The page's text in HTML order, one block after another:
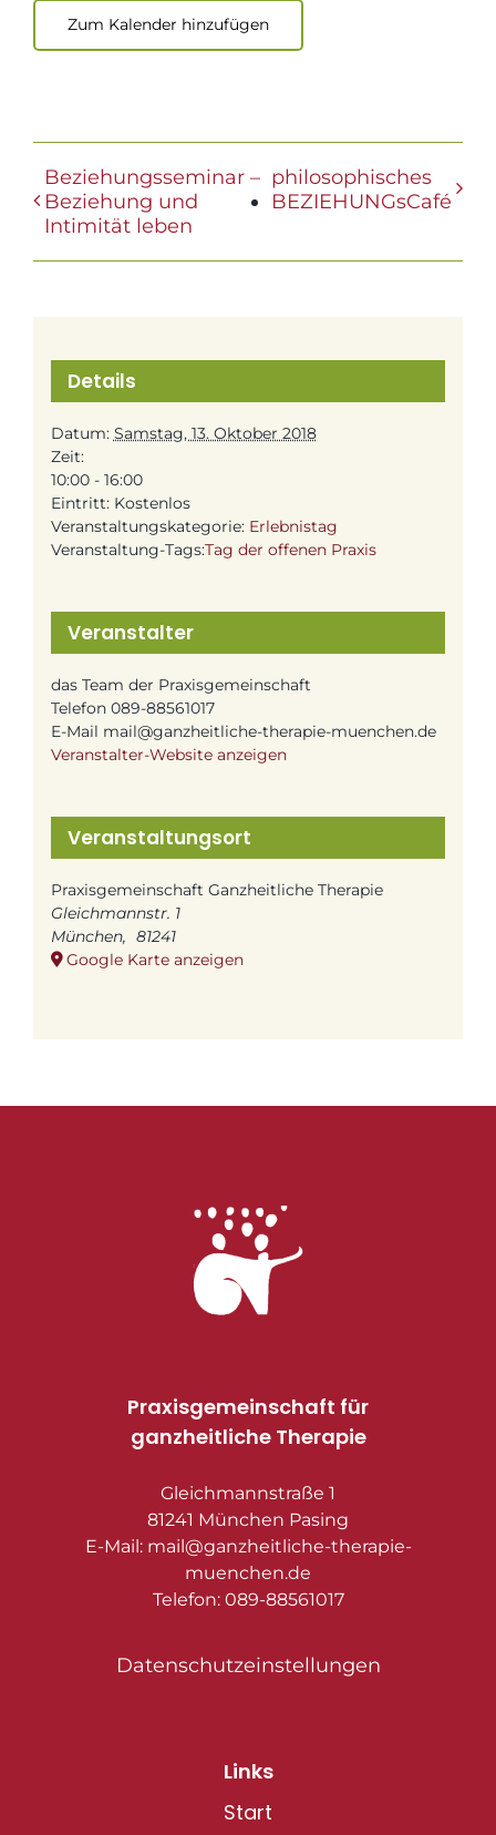
Zum Kalender hinzufügen
Beziehungsseminar –
Beziehung und
Intimität leben
philosophisches
BEZIEHUNGsCafé
Details
Datum: Samstag, 13. Oktober 2018
Zeit:
10:00 - 16:00
Eintritt: Kostenlos
Veranstaltungskategorie: Erlebnistag
Veranstaltung-Tags:Tag der offenen Praxis
Veranstaltungsort
Praxisgemeinschaft Ganzheitliche Therapie
Gleichmannstr. 1
München, 81241
Google Karte anzeigen
Veranstalter
das Team der Praxisgemeinschaft
Telefon 089-88561017
E-Mail mail@ganzheitliche-therapie-muenchen.de
Veranstalter-Website anzeigen
Praxisgemeinschaft für
ganzheitliche Therapie
Gleichmannstraße 1
81241 München Pasing
E-Mail: mail@ganzheitliche-therapie-
muenchen.de
Telefon: 089-88561017
Datenschutzeinstellungen
Links
Start